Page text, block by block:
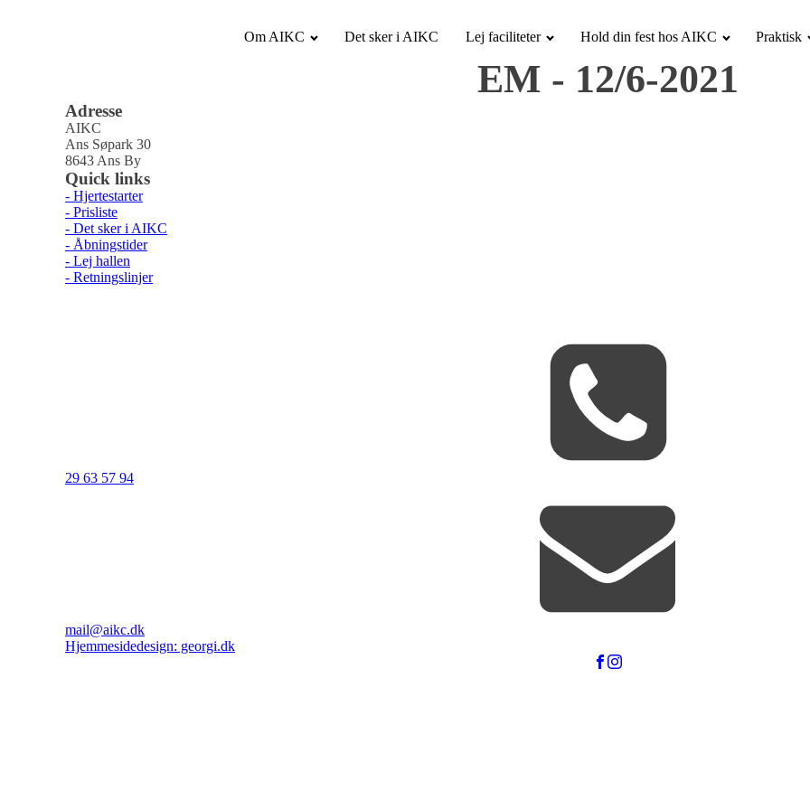
Om AIKC Det sker i AIKC Lej faciliteter Hold din fest hos AIKC Praktisk
EM - 12/6-2021
Adresse
AIKC
Ans Søpark 30
8643 Ans By
Quick links
- Hjertestarter
- Prisliste
- Det sker i AIKC
- Åbningstider
- Lej hallen
- Retningslinjer
29 63 57 94
mail@aikc.dk
Hjemmesidedesign: georgi.dk